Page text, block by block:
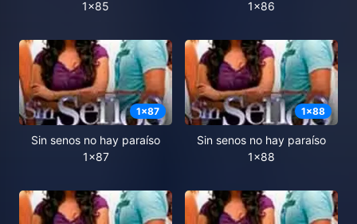
1x85
1x86
1x87
Sin senos no hay paraíso
1x87
1x88
Sin senos no hay paraíso
1x88